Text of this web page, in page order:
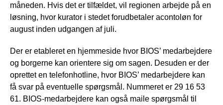
måneden. Hvis det er tilfældet, vil regionen arbejde på en
løsning, hvor kurator i stedet forudbetaler acontoløn for
august inden udgangen af juli.
Der er etableret en hjemmeside hvor BIOS’ medarbejdere
og borgerne kan orientere sig om sagen. Desuden er der
oprettet en telefonhotline, hvor BIOS’ medarbejdere kan
få svar på eventuelle spørgsmål. Nummeret er 29 16 53
61. BIOS-medarbejdere kan også maile spørgsmål til